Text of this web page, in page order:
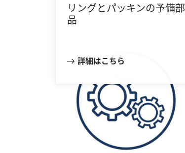
リングとパッキンの予備部
品
詳細はこちら